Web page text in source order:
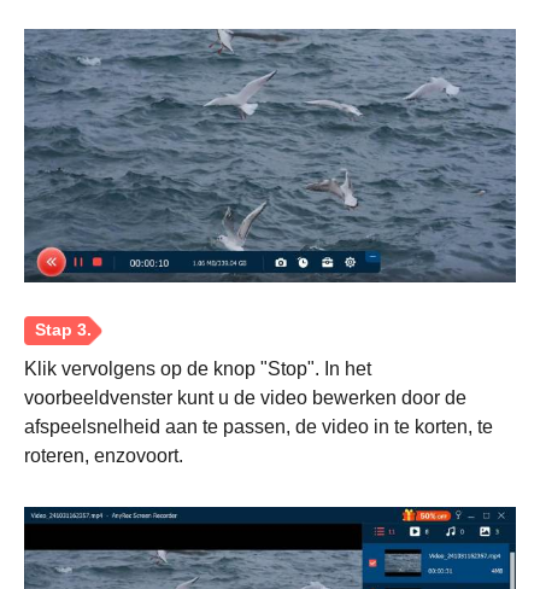
Stap 1.
Klik vervolgens op de knop "Stop". In het
voorbeeldvenster kunt u de video bewerken door de
afspeelsnelheid aan te passen, de video in te korten, te
roteren, enzovoort.